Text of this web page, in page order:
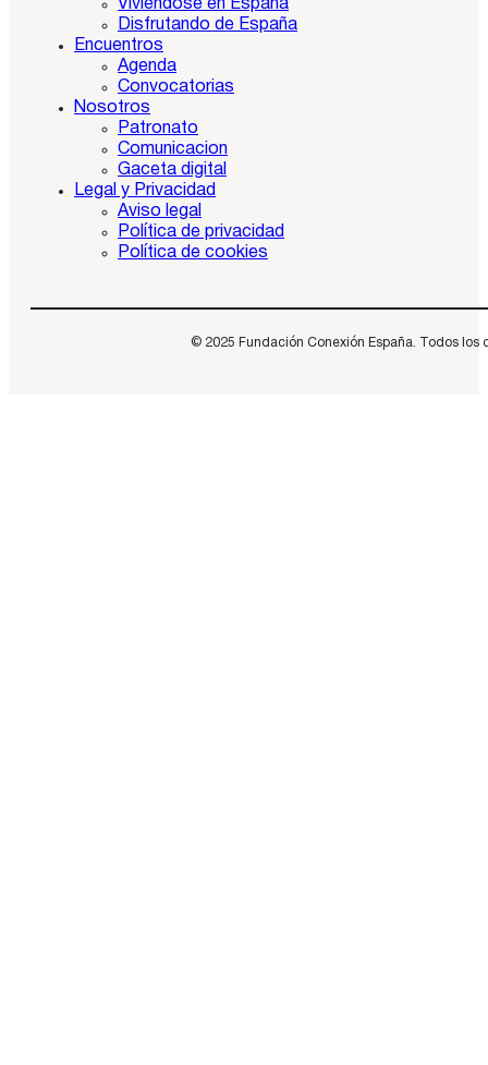
Viviéndose en España
Disfrutando de España
Encuentros
Agenda
Convocatorias
Nosotros
Patronato
Comunicacion
Gaceta digital
Legal y Privacidad
Aviso legal
Política de privacidad
Política de cookies
© 2025 Fundación Conexión España. Todos los